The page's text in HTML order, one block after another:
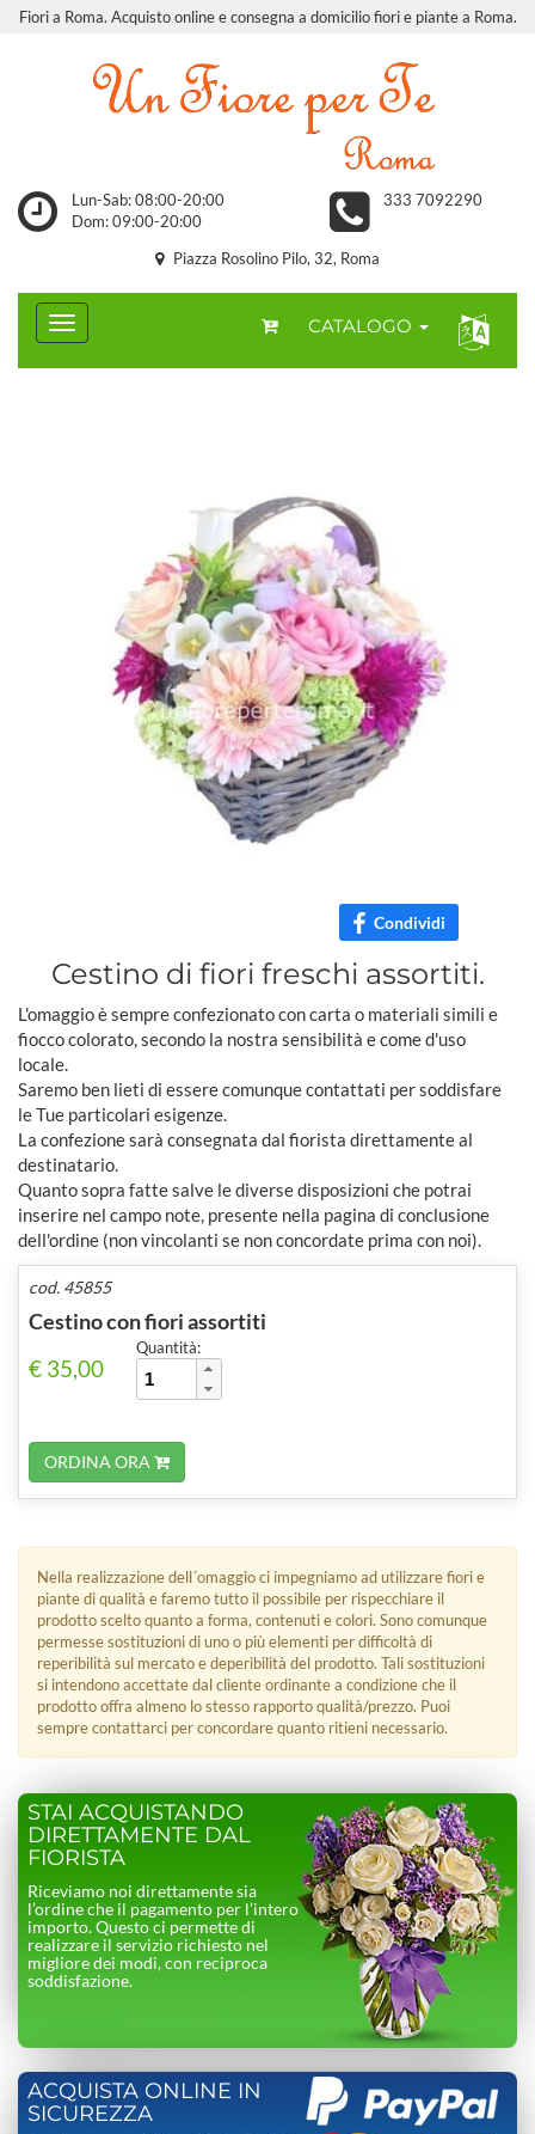
Fiori a Roma. Acquisto online e consegna a domicilio fiori e piante a Roma.
Lun-Sab: 08:00-20:00
Dom: 09:00-20:00
333 7092290
Piazza Rosolino Pilo, 32, Roma
CATALOGO
Condividi
Cestino di fiori freschi assortiti.
L'omaggio è sempre confezionato con carta o materiali simili e
fiocco colorato, secondo la nostra sensibilità e come d'uso
locale.
Saremo ben lieti di essere comunque contattati per soddisfare
le Tue particolari esigenze.
La confezione sarà consegnata dal fiorista direttamente al
destinatario.
Quanto sopra fatte salve le diverse disposizioni che potrai
inserire nel campo note, presente nella pagina di conclusione
dell'ordine (non vincolanti se non concordate prima con noi).
cod. 45855
Cestino con fiori assortiti
€ 35,00
Quantità:
ORDINA ORA
Nella realizzazione dell´omaggio ci impegniamo ad utilizzare fiori e
piante di qualità e faremo tutto il possibile per rispecchiare il
prodotto scelto quanto a forma, contenuti e colori. Sono comunque
permesse sostituzioni di uno o più elementi per difficoltà di
reperibilità sul mercato e deperibilità del prodotto. Tali sostituzioni
si intendono accettate dal cliente ordinante a condizione che il
prodotto offra almeno lo stesso rapporto qualità/prezzo. Puoi
sempre contattarci per concordare quanto ritieni necessario.
STAI ACQUISTANDO
DIRETTAMENTE DAL
FIORISTA
Riceviamo noi direttamente sia
l’ordine che il pagamento per l’intero
importo. Questo ci permette di
realizzare il servizio richiesto nel
migliore dei modi, con reciproca
soddisfazione.
ACQUISTA ONLINE IN
SICUREZZA